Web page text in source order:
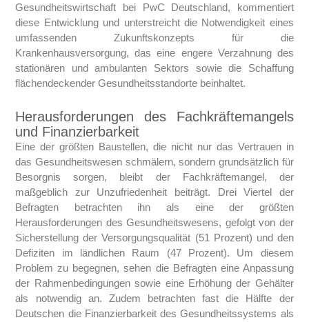
Gesundheitswirtschaft bei PwC Deutschland, kommentiert
diese Entwicklung und unterstreicht die Notwendigkeit eines
umfassenden Zukunftskonzepts für die
Krankenhausversorgung, das eine engere Verzahnung des
stationären und ambulanten Sektors sowie die Schaffung
flächendeckender Gesundheitsstandorte beinhaltet.
Herausforderungen des Fachkräftemangels
und Finanzierbarkeit
Eine der größten Baustellen, die nicht nur das Vertrauen in
das Gesundheitswesen schmälern, sondern grundsätzlich für
Besorgnis sorgen, bleibt der Fachkräftemangel, der
maßgeblich zur Unzufriedenheit beiträgt. Drei Viertel der
Befragten betrachten ihn als eine der größten
Herausforderungen des Gesundheitswesens, gefolgt von der
Sicherstellung der Versorgungsqualität (51 Prozent) und den
Defiziten im ländlichen Raum (47 Prozent). Um diesem
Problem zu begegnen, sehen die Befragten eine Anpassung
der Rahmenbedingungen sowie eine Erhöhung der Gehälter
als notwendig an. Zudem betrachten fast die Hälfte der
Deutschen die Finanzierbarkeit des Gesundheitssystems als